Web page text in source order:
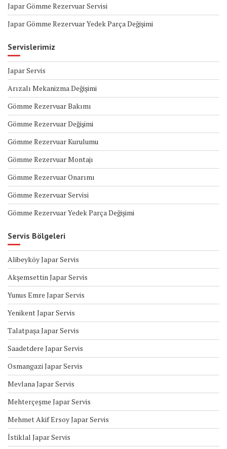
Japar Gömme Rezervuar Servisi
Japar Gömme Rezervuar Yedek Parça Değişimi
Servislerimiz
Japar Servis
Arızalı Mekanizma Değişimi
Gömme Rezervuar Bakımı
Gömme Rezervuar Değişimi
Gömme Rezervuar Kurulumu
Gömme Rezervuar Montajı
Gömme Rezervuar Onarımı
Gömme Rezervuar Servisi
Gömme Rezervuar Yedek Parça Değişimi
Servis Bölgeleri
Alibeyköy Japar Servis
Akşemsettin Japar Servis
Yunus Emre Japar Servis
Yenikent Japar Servis
Talatpaşa Japar Servis
Saadetdere Japar Servis
Osmangazi Japar Servis
Mevlana Japar Servis
Mehterçeşme Japar Servis
Mehmet Akif Ersoy Japar Servis
İstiklal Japar Servis